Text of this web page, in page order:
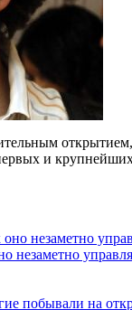
и
незаметно